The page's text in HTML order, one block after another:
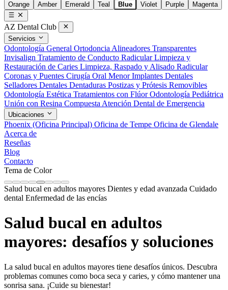
Orange Amber Emerald Teal Blue Violet Purple Magenta
AZ Dental Club
Servicios
Odontología General Ortodoncia Alineadores Transparentes
Invisalign Tratamiento de Conducto RadicularLimpieza y
Restauración de Caries Limpieza, Raspado y Alisado Radicular
Coronas y Puentes Cirugía Oral MenorImplantes Dentales
Selladores Dentales Dentaduras Postizas y Prótesis Removibles
Odontología Estética Tratamientos con FlúorOdontología Pediátrica
Unión con Resina Compuesta Atención Dental de Emergencia
Ubicaciones
Phoenix (Oficina Principal) Oficina de Tempe Oficina de Glendale
Acerca de
Reseñas
Blog
Contacto
Tema de Color
Salud bucal en adultos mayores Dientes y edad avanzada Cuidado
dental Enfermedad de las encías
Salud bucal en adultos
mayores: desafíos y soluciones
La salud bucal en adultos mayores tiene desafíos únicos. Descubra
problemas comunes como boca seca y caries, y cómo mantener una
sonrisa sana. ¡Cuide su bienestar!